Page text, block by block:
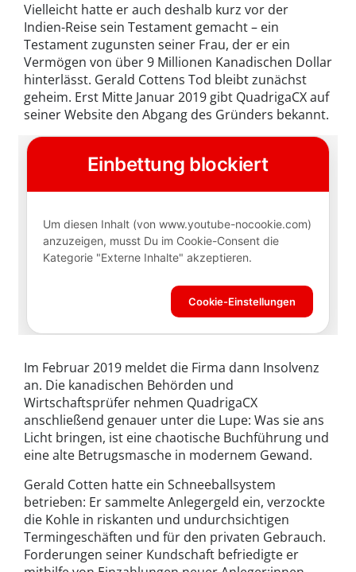
Vielleicht hatte er auch deshalb kurz vor der
Indien-Reise sein Testament gemacht – ein
Testament zugunsten seiner Frau, der er ein
Vermögen von über 9 Millionen Kanadischen Dollar
hinterlässt. Gerald Cottens Tod bleibt zunächst
geheim. Erst Mitte Januar 2019 gibt QuadrigaCX auf
seiner Website den Abgang des Gründers bekannt.
Im Februar 2019 meldet die Firma dann Insolvenz
an. Die kanadischen Behörden und
Wirtschaftsprüfer nehmen QuadrigaCX
anschließend genauer unter die Lupe: Was sie ans
Licht bringen, ist eine chaotische Buchführung und
eine alte Betrugsmasche in modernem Gewand.
Gerald Cotten hatte ein Schneeballsystem
betrieben: Er sammelte Anlegergeld ein, verzockte
die Kohle in riskanten und undurchsichtigen
Termingeschäften und für den privaten Gebrauch.
Forderungen seiner Kundschaft befriedigte er